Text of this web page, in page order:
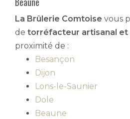
La Brûlerie Comtoise vous
de torréfacteur artisanal et
proximité de :
Besançon
Dijon
Lons-le-Saunier
Dole
Beaune